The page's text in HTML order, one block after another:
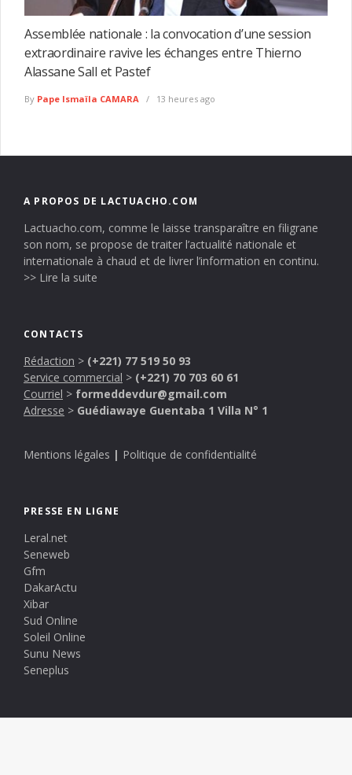
Assemblée nationale : la convocation d’une session
extraordinaire ravive les échanges entre Thierno
Alassane Sall et Pastef
By Pape Ismaïla CAMARA 13 heures ago
A PROPOS DE LACTUACHO.COM
Lactuacho.com, comme le laisse transparaître en filigrane
son nom, se propose de traiter l’actualité nationale et
internationale à chaud et de livrer l’information en continu.
>> Lire la suite
CONTACTS
Rédaction > (+221) 77 519 50 93
Service commercial > (+221) 70 703 60 61
Courriel > formeddevdur@gmail.com
Adresse > Guédiawaye Guentaba 1 Villa N° 1
Mentions légales | Politique de confidentialité
PRESSE EN LIGNE
Leral.net
Seneweb
Gfm
DakarActu
Xibar
Sud Online
Soleil Online
Sunu News
Seneplus